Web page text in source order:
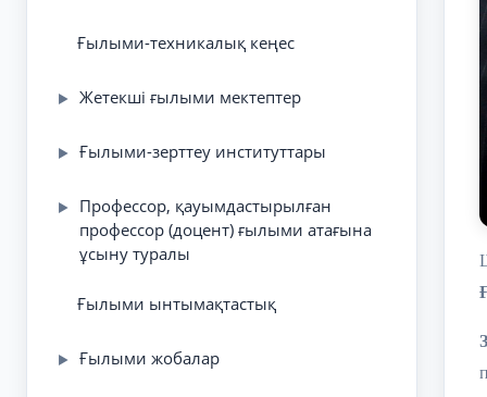
Ғылыми-техникалық кеңес
▶ Жетекші ғылыми мектептер
▶ Ғылыми-зерттеу институттары
▶
Профессор, қауымдастырылған
профессор (доцент) ғылыми атағына
ұсыну туралы
Ғылыми ынтымақтастық
▶ Ғылыми жобалар